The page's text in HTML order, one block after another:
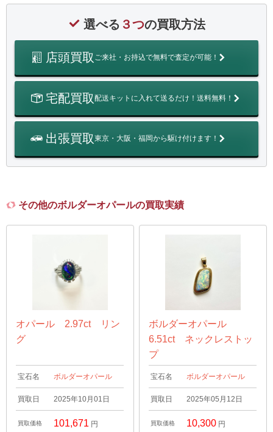
選べる ３つの買取方法
店頭買取 ご来社・お持込で無料で査定が可能！
宅配買取配送キットに入れて送るだけ！送料無料！
出張買取東京・大阪・福岡から駆け付けます！
その他のボルダーオパールの買取実績
オパール 2.97ct リン
グ
宝石名 ボルダーオパール
買取日 2025年10月01日
買取価格 101,671 円
ボルダーオパール
6.51ct ネックレストッ
プ
宝石名 ボルダーオパール
買取日 2025年05月12日
買取価格 10,300 円